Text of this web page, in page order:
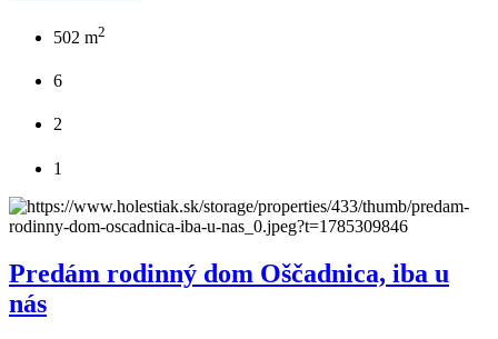
502 m2
6
2
1
Predám rodinný dom Oščadnica, iba u
nás